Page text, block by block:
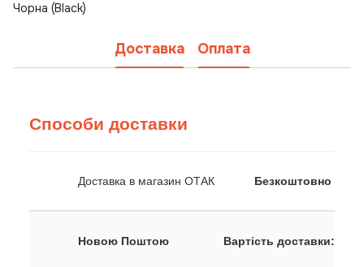
Чорна (Black)
Доставка Оплата
Способи доставки
Доставка в магазин ОТАК Безкоштовно
Новою Поштою Вартість доставки: